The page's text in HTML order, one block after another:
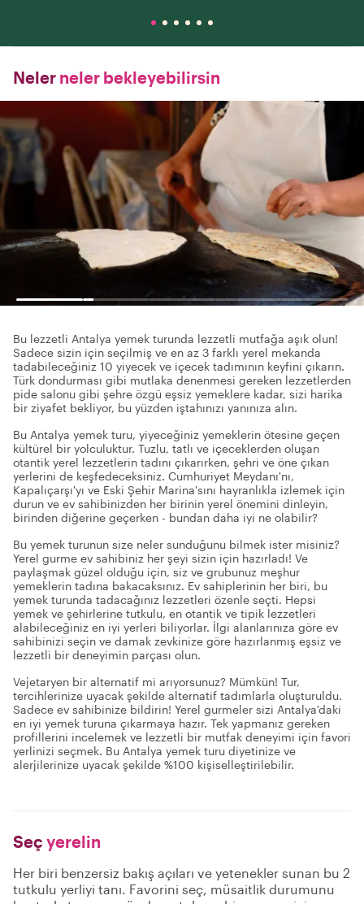
Neler neler bekleyebilirsin
Bu lezzetli Antalya yemek turunda lezzetli mutfağa aşık olun!
Sadece sizin için seçilmiş ve en az 3 farklı yerel mekanda
tadabileceğiniz 10 yiyecek ve içecek tadımının keyfini çıkarın.
Türk dondurması gibi mutlaka denenmesi gereken lezzetlerden
pide salonu gibi şehre özgü eşsiz yemeklere kadar, sizi harika
bir ziyafet bekliyor, bu yüzden iştahınızı yanınıza alın.
Bu Antalya yemek turu, yiyeceğiniz yemeklerin ötesine geçen
kültürel bir yolculuktur. Tuzlu, tatlı ve içeceklerden oluşan
otantik yerel lezzetlerin tadını çıkarırken, şehri ve öne çıkan
yerlerini de keşfedeceksiniz. Cumhuriyet Meydanı'nı,
Kapalıçarşı'yı ve Eski Şehir Marina'sını hayranlıkla izlemek için
durun ve ev sahibinizden her birinin yerel önemini dinleyin,
birinden diğerine geçerken - bundan daha iyi ne olabilir?
Bu yemek turunun size neler sunduğunu bilmek ister misiniz?
Yerel gurme ev sahibiniz her şeyi sizin için hazırladı! Ve
paylaşmak güzel olduğu için, siz ve grubunuz meşhur
yemeklerin tadına bakacaksınız. Ev sahiplerinin her biri, bu
yemek turunda tadacağınız lezzetleri özenle seçti. Hepsi
yemek ve şehirlerine tutkulu, en otantik ve tipik lezzetleri
alabileceğiniz en iyi yerleri biliyorlar. İlgi alanlarınıza göre ev
sahibinizi seçin ve damak zevkinize göre hazırlanmış eşsiz ve
lezzetli bir deneyimin parçası olun.
Vejetaryen bir alternatif mi arıyorsunuz? Mümkün! Tur,
tercihlerinize uyacak şekilde alternatif tadımlarla oluşturuldu.
Sadece ev sahibinize bildirin! Yerel gurmeler sizi Antalya'daki
en iyi yemek turuna çıkarmaya hazır. Tek yapmanız gereken
profillerini incelemek ve lezzetli bir mutfak deneyimi için favori
yerlinizi seçmek. Bu Antalya yemek turu diyetinize ve
alerjilerinize uyacak şekilde %100 kişiselleştirilebilir.
Seç yerelin
Her biri benzersiz bakış açıları ve yetenekler sunan bu 2
tutkulu yerliyi tanı. Favorini seç, müsaitlik durumunu